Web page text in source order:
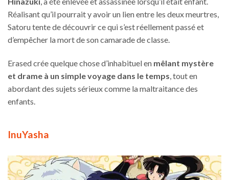
Réalisant qu’il pourrait y avoir un lien entre les deux meurtres,
Satoru tente de découvrir ce qui s’est réellement passé et
d’empêcher la mort de son camarade de classe.
Erased crée quelque chose d’inhabituel en mêlant mystère
et drame à un simple voyage dans le temps, tout en
abordant des sujets sérieux comme la maltraitance des
enfants.
InuYasha